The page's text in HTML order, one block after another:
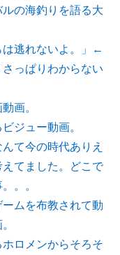
の海釣りを語る大
は逃れないよ。」←
っぱりわからない
画。
ジュー動画。
て今の時代ありえ
てました。どこで
。。
ムを布教されて動
ロメンからそろそ